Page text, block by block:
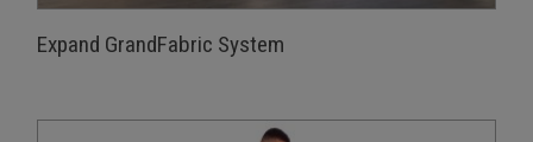
Expand GrandFabric System